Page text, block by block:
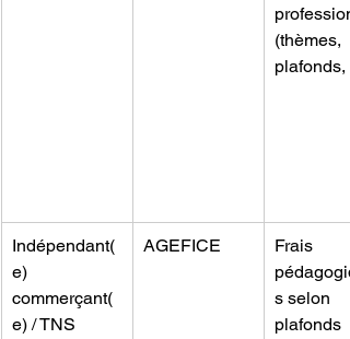
profession
(thèmes,
plafonds,
Indépendant(
e)
commerçant(
e) / TNS
AGEFICE
Frais
s selon
plafonds